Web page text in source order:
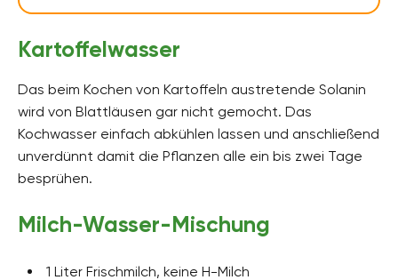
Kartoffelwasser
Das beim Kochen von Kartoffeln austretende Solanin
wird von Blattläusen gar nicht gemocht. Das
Kochwasser einfach abkühlen lassen und anschließend
unverdünnt damit die Pflanzen alle ein bis zwei Tage
besprühen.
Milch-Wasser-Mischung
1 Liter Frischmilch, keine H-Milch